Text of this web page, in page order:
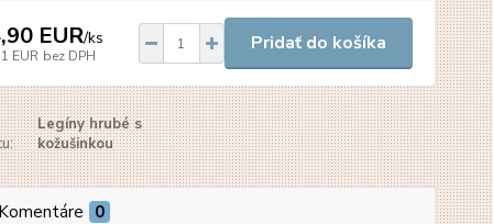
EUR/ks
EUR bez DPH
Pridať do košíka
Legíny hrubé s
kožušinkou
Komentáre 0